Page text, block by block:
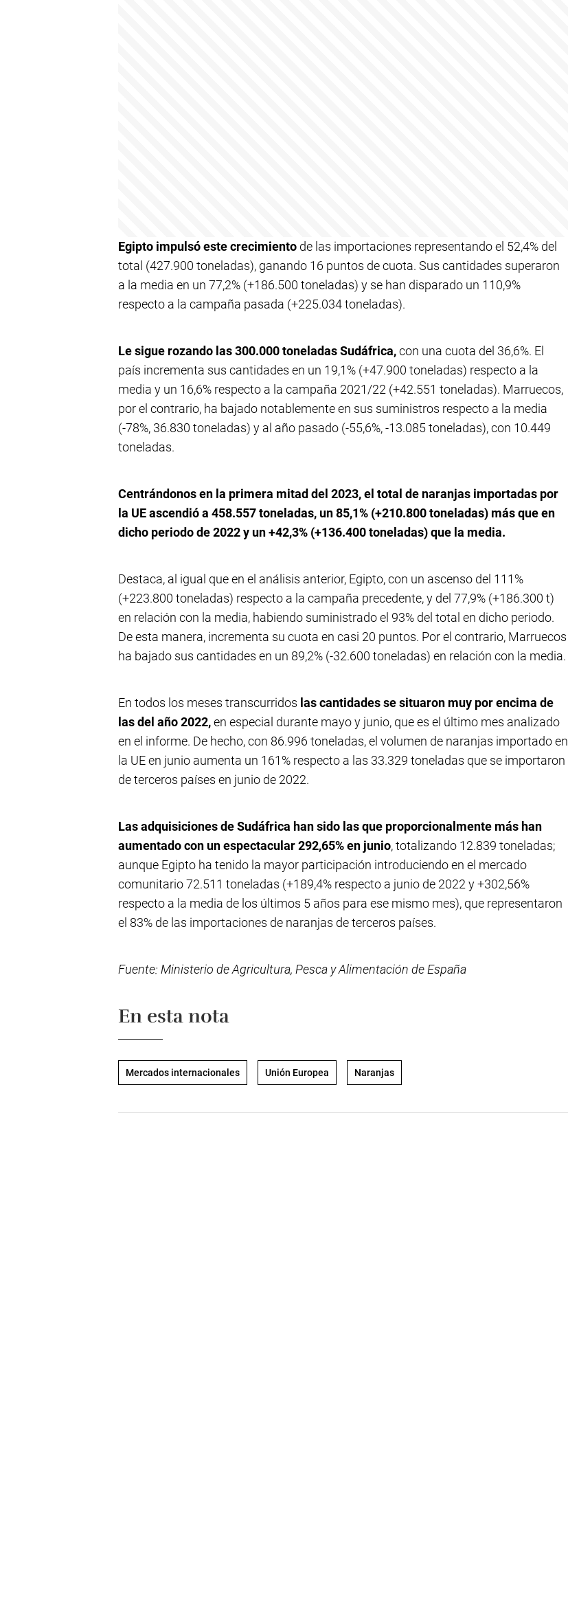
Egipto impulsó este crecimiento de las importaciones representando el 52,4% del
total (427.900 toneladas), ganando 16 puntos de cuota. Sus cantidades superaron
a la media en un 77,2% (+186.500 toneladas) y se han disparado un 110,9%
respecto a la campaña pasada (+225.034 toneladas).
Le sigue rozando las 300.000 toneladas Sudáfrica,con una cuota del 36,6%. El
país incrementa sus cantidades en un 19,1% (+47.900 toneladas) respecto a la
media y un 16,6% respecto a la campaña 2021/22 (+42.551 toneladas). Marruecos,
por el contrario, ha bajado notablemente en sus suministros respecto a la media
(-78%, 36.830 toneladas) y al año pasado (-55,6%, -13.085 toneladas), con 10.449
toneladas.
Centrándonos en la primera mitad del 2023, el total de naranjas importadas por
la UE ascendió a 458.557 toneladas, un 85,1% (+210.800 toneladas) más que en
dicho periodo de 2022 y un +42,3% (+136.400 toneladas) que la media.
Destaca, al igual que en el análisis anterior, Egipto, con un ascenso del 111%
(+223.800 toneladas) respecto a la campaña precedente, y del 77,9% (+186.300 t)
en relación con la media, habiendo suministrado el 93% del total en dicho periodo.
De esta manera, incrementa su cuota en casi 20 puntos. Por el contrario, Marruecos
ha bajado sus cantidades en un 89,2% (-32.600 toneladas) en relación con la media.
En todos los meses transcurridos las cantidades se situaron muy por encima de
las del año 2022,en especial durante mayo y junio, que es el último mes analizado
en el informe. De hecho, con 86.996 toneladas, el volumen de naranjas importado en
la UE en junio aumenta un 161% respecto a las 33.329 toneladas que se importaron
de terceros países en junio de 2022.
Las adquisiciones de Sudáfrica han sido las que proporcionalmente más han
aumentado con un espectacular 292,65% en junio, totalizando 12.839 toneladas;
aunque Egipto ha tenido la mayor participación introduciendo en el mercado
comunitario 72.511 toneladas (+189,4% respecto a junio de 2022 y +302,56%
respecto a la media de los últimos 5 años para ese mismo mes), que representaron
el 83% de las importaciones de naranjas de terceros países.
Fuente: Ministerio de Agricultura, Pesca y Alimentación de España
En esta nota
Mercados internacionales Unión Europea Naranjas